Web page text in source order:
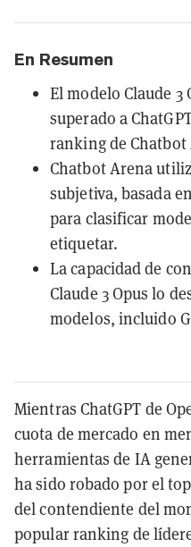
En Resumen
El modelo Claude
superado a
ranking de Chatbot
Chatbot Arena
subjetiva, basada
para clasificar
etiquetar.
La capacidad de
Claude 3 Opus lo
modelos, incluido
Mientras ChatGPT de
cuota de mercado en
herramientas de IA
ha sido robado por el
del contendiente del
popular ranking de